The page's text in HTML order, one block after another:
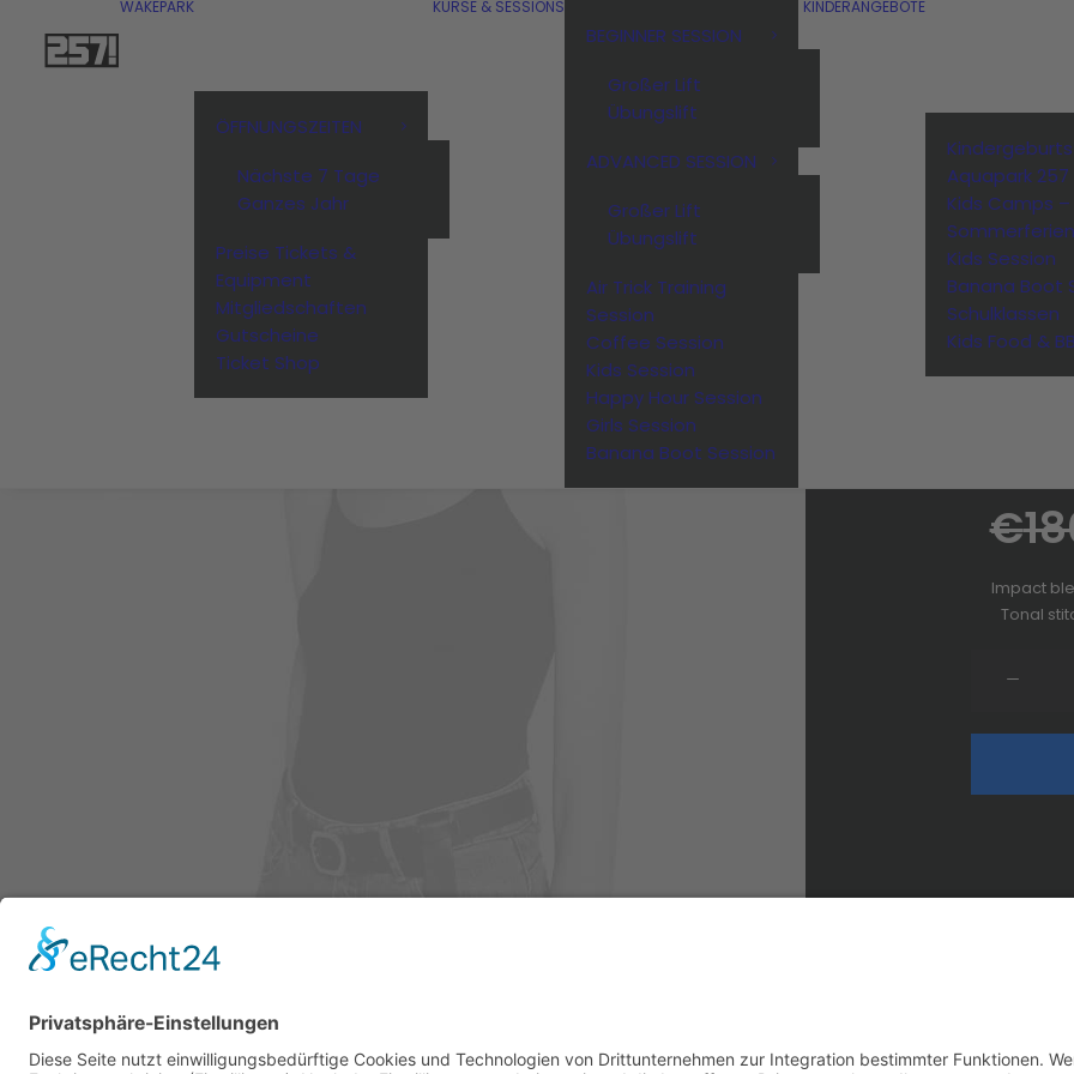
WAKEPARK
ÖFFNUNGSZEITEN
Nächste 7 Tage
Ganzes Jahr
Preise Tickets &
Equipment
Mitgliedschaften
Gutscheine
Ticket Shop
KURSE & SESSIONS
BEGINNER SESSION
Großer Lift
Übungslift
ADVANCED SESSION
Großer Lift
Übungslift
Air Trick Training
Session
Coffee Session
Kids Session
Happy Hour Session
Girls Session
Banana Boot Session
KINDERANGEBOTE
Aquapark 257
Kids Camps –
Sommerferien
Kids Session
Banana Boot
Schulklassen
Kids Food &
€
Impact
Tonal